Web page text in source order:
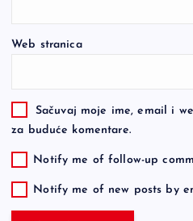
Web stranica
Sačuvaj moje ime, email i
za buduće komentare.
Notify me of follow-up
Notify me of new posts by